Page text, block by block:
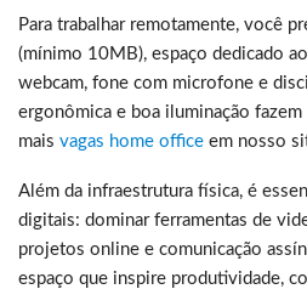
Para trabalhar remotamente, você
(mínimo 10MB), espaço dedicado
webcam, fone com microfone e
ergonômica e boa iluminação
mais vagas home office em nosso
Além da infraestrutura física, é
digitais: dominar ferramentas de
projetos online e comunicação
espaço que inspire produtividade,